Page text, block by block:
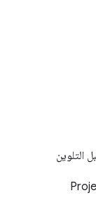
التلوين